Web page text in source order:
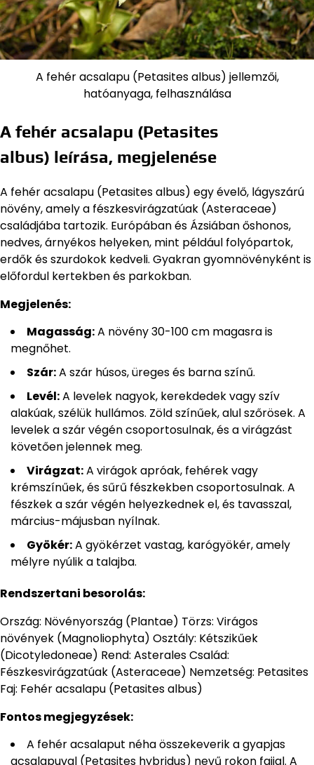
A fehér acsalapu (Petasites albus) jellemzői,
hatóanyaga, felhasználása
A fehér acsalapu (Petasites
albus) leírása, megjelenése
A fehér acsalapu (Petasites albus) egy évelő, lágyszárú
növény, amely a fészkesvirágzatúak (Asteraceae)
családjába tartozik. Európában és Ázsiában őshonos,
nedves, árnyékos helyeken, mint például folyópartok,
erdők és szurdokok kedveli. Gyakran gyomnövényként is
előfordul kertekben és parkokban.
Megjelenés:
Magasság:A növény 30-100 cm magasra is
megnőhet.
Szár:A szár húsos, üreges és barna színű.
Levél:A levelek nagyok, kerekdedek vagy szív
alakúak, szélük hullámos. Zöld színűek, alul szőrösek. A
levelek a szár végén csoportosulnak, és a virágzást
követően jelennek meg.
Virágzat:A virágok apróak, fehérek vagy
krémszínűek, és sűrű fészkekben csoportosulnak. A
fészkek a szár végén helyezkednek el, és tavasszal,
március-májusban nyílnak.
Gyökér:A gyökérzet vastag, karógyökér, amely
mélyre nyúlik a talajba.
Rendszertani besorolás:
Ország: Növényország (Plantae) Törzs: Virágos
növények (Magnoliophyta) Osztály: Kétszikűek
(Dicotyledoneae) Rend: Asterales Család:
Fészkesvirágzatúak (Asteraceae) Nemzetség: Petasites
Faj: Fehér acsalapu (Petasites albus)
Fontos megjegyzések:
A fehér acsalaput néha összekeverik a gyapjas
acsalapuval (Petasites hybridus) nevű rokon fajjal. A